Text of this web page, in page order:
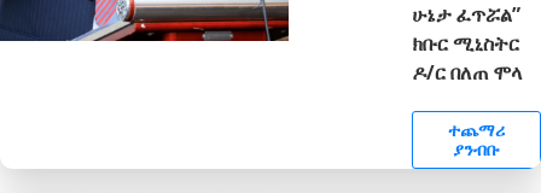
ሁኔታ ፈጥሯል”
ክቡር ሚኒስትር
ዶ/ር በለጠ ሞላ
ተጨማሪ
ያንብቡ